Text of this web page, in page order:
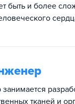
быть и более
тканей и